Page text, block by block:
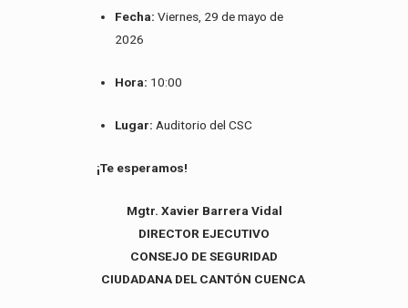
Fecha: Viernes, 29 de mayo de
2026
Hora: 10:00
Lugar: Auditorio del CSC
¡Te esperamos!
Mgtr. Xavier Barrera Vidal
DIRECTOR EJECUTIVO
CONSEJO DE SEGURIDAD
CIUDADANA DEL CANTÓN CUENCA